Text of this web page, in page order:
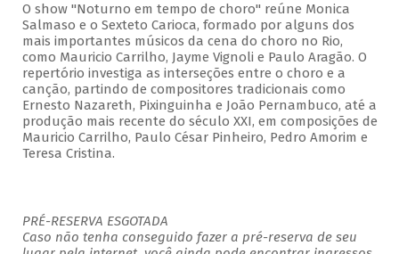
O show "Noturno em tempo de choro" reúne Monica
Salmaso e o Sexteto Carioca, formado por alguns dos
mais importantes músicos da cena do choro no Rio,
como Mauricio Carrilho, Jayme Vignoli e Paulo Aragão. O
repertório investiga as interseções entre o choro e a
canção, partindo de compositores tradicionais como
Ernesto Nazareth, Pixinguinha e João Pernambuco, até a
produção mais recente do século XXI, em composições de
Mauricio Carrilho, Paulo César Pinheiro, Pedro Amorim e
Teresa Cristina.
PRÉ-RESERVA ESGOTADA
Caso não tenha conseguido fazer a pré-reserva de seu